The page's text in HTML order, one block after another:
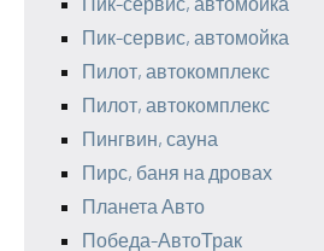
Пик-сервис, автомойка
Пилот, автокомплекс
Пилот, автокомплекс
Пингвин, сауна
Пирс, баня на дровах
Планета Авто
Победа-АвтоТрак